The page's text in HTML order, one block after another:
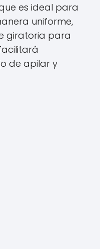
es ideal para
uniforme,
giratoria para
de apilar y